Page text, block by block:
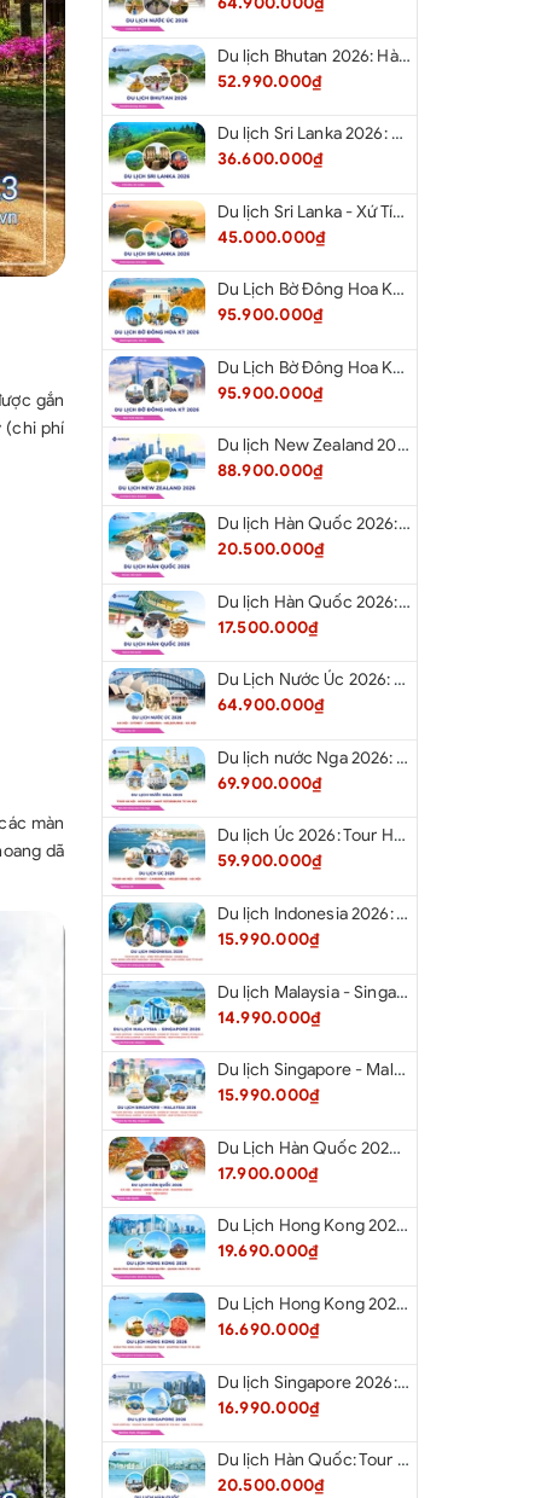
gắn
(chi phí
màn
dã
Du lịch Bhutan 2026: Hà Nội - Bhutan - Paro - Thimphu - Punakha
52.990.000₫
Du lịch Sri Lanka 2026: Khám Phá Xứ Tích Lan
36.600.000₫
Du lịch Sri Lanka - Xứ Tích Lan 2026: Tham Dự Lễ Hội Rước Xá Lợi Răng Phật
45.000.000₫
Du Lịch Bờ Đông Hoa Kỳ 2026: Washington DC - Philadelphia - New York - Boston - New Hampshire White Mountains - Albany - Niagara Falls - Buffalo - Corning - New York
95.900.000₫
Du Lịch Bờ Đông Hoa Kỳ 2026: New York - Boston - New Hampshire - Artist’s Bluff - Echo Lake Kancamagus Highway - White Mountains - Albany - Buffalo Niagara Falls - Corning - Washington DC
95.900.000₫
Du lịch New Zealand 2026: Tour Auckland - Waitomo - Taupo - Rotorua - Matamata - Hamilton
88.900.000₫
Du lịch Hàn Quốc 2026: Tour Hà Nội - Busan - Gyeongju - Seoul - Đảo Nami - Tàu Điện Ven Biển Haeundae - Cầu Kính Oryukdo - Làng Văn Hóa Huinnyeoul
20.500.000₫
Du lịch Hàn Quốc 2026: Tour Hà Nội - Seoul - Nami - Everland - Painter Show - Thư Viện Sách
17.500.000₫
Du Lịch Nước Úc 2026: Tour Hà Nội - Sydney - Canberra - Melbourne - Hà Nội
64.900.000₫
Du lịch nước Nga 2026: Tour Hà Nội - Moscow - Saint Petersburg từ Hà Nội
69.900.000₫
Du lịch Úc 2026: Tour Hà Nội - Sydney - Canberra - Melbourne - Hà Nội
59.900.000₫
Du lịch Indonesia 2026: Tour Hà Nội - Bali - Cổng Trời Lempuyang - Swings Bali - Ngắm hoàng hôn biển Jimbaran - Kelingking - Sống Lưng Khủng Long từ Hà Nội
15.990.000₫
Du lịch Malaysia - Singapore 2026: Tour Đảo Sentosa - Madame Tussause - Garden By The Bay - Thành Cổ Malacca - Thủ Đô Kualalumpur - Cao Nguyên Genting - New Putrajaya từ Hà Nội
14.990.000₫
Du lịch Singapore - Malaysia 2026: Tour Đảo Sentosa - Madame Tussauds - Garden By The Bay - Thành cổ Malacca - Thủ đô Kuala Lumpur - Cao nguyên Genting - New Putrajaya từ Hà Nội
15.990.000₫
Du Lịch Hàn Quốc 2026: Hà Nội - Seoul - Nami - Everland - Painter Show - Thư Viện Sách
17.900.000₫
Du Lịch Hong Kong 2026: Khám phá Hongkong - Thâm Quyến - Quảng Châu từ Hà Nội
19.690.000₫
Du Lịch Hong Kong 2026: Khám phá Hong Kong - Dingding Tram - Shopping Tour từ Hà Nội
16.690.000₫
Du lịch Singapore 2026: Tour Sentosa - Madame Tussauds - Garden By The Bay - Jewel từ Hà Nội
16.990.000₫
Du lịch Hàn Quốc: Tour Busan - Gyeongju - Seoul - Đảo Nami - Tàu Điện Ven Biển Haeundae - Cầu Kính Oryukdo - Làng Văn Hóa Huinnyeoul từ Hà Nội 2026
20.500.000₫